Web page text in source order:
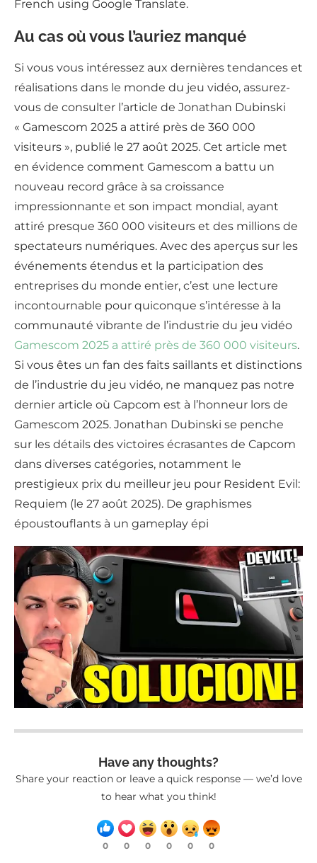
French using Google Translate.
Au cas où vous l’auriez manqué
Si vous vous intéressez aux dernières tendances et
réalisations dans le monde du jeu vidéo, assurez-
vous de consulter l’article de Jonathan Dubinski
« Gamescom 2025 a attiré près de 360 000
visiteurs », publié le 27 août 2025. Cet article met
en évidence comment Gamescom a battu un
nouveau record grâce à sa croissance
impressionnante et son impact mondial, ayant
attiré presque 360 000 visiteurs et des millions de
spectateurs numériques. Avec des aperçus sur les
événements étendus et la participation des
entreprises du monde entier, c’est une lecture
incontournable pour quiconque s’intéresse à la
communauté vibrante de l’industrie du jeu vidéo
Gamescom 2025 a attiré près de 360 000 visiteurs.
Si vous êtes un fan des faits saillants et distinctions
de l’industrie du jeu vidéo, ne manquez pas notre
dernier article où Capcom est à l’honneur lors de
Gamescom 2025. Jonathan Dubinski se penche
sur les détails des victoires écrasantes de Capcom
dans diverses catégories, notamment le
prestigieux prix du meilleur jeu pour Resident Evil:
Requiem (le 27 août 2025). De graphismes
époustouflants à un gameplay épi
Have any thoughts?
Share your reaction or leave a quick response — we’d love
to hear what you think!
0 0 0 0 0 0